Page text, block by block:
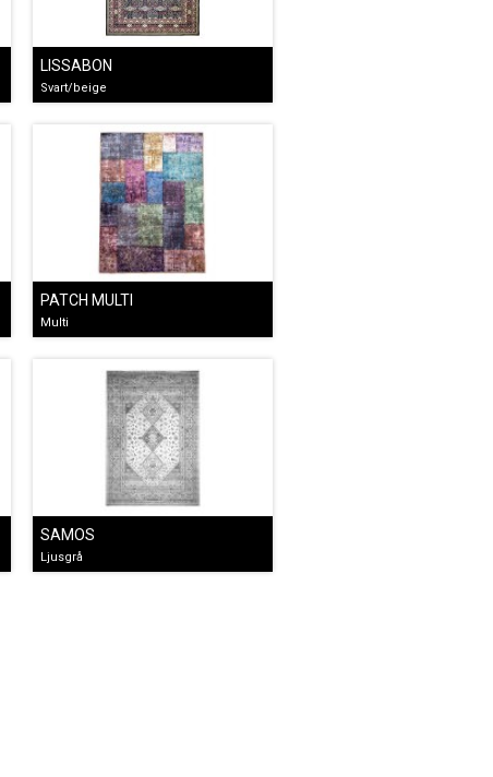
LISSABON
Svart/beige
PATCH MULTI
Multi
SAMOS
Ljusgrå